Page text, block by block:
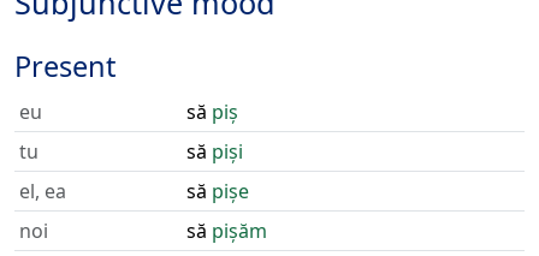
Present
eu să piș
tu
să piși
el, ea
să pișe
noi
să pișăm